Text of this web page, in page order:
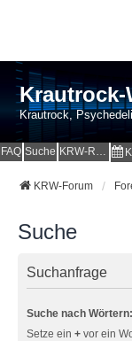
Krautrock,
FAQ Suche KRW-Radio
KRW-Forum
Suche
Suchanfrage
Suche nach Wörtern:
Setze ein + vor ein